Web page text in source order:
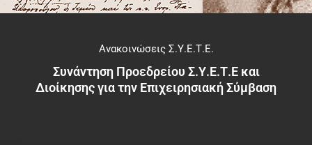
Ανακοινώσεις Σ.Υ.Ε.Τ.Ε.
Συνάντηση Προεδρείου Σ.Υ.Ε.Τ.Ε και
Διοίκησης για την Επιχειρησιακή Σύμβαση